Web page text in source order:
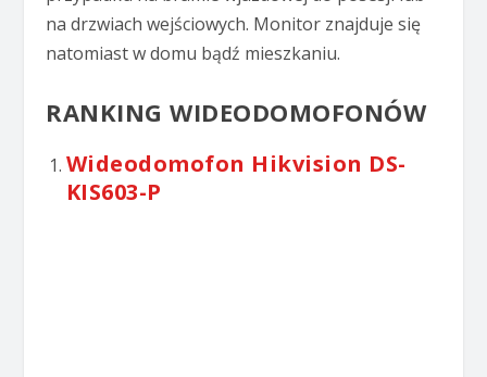
na drzwiach wejściowych. Monitor znajduje się
natomiast w domu bądź mieszkaniu.
RANKING WIDEODOMOFONÓW
Wideodomofon Hikvision DS-
KIS603-P